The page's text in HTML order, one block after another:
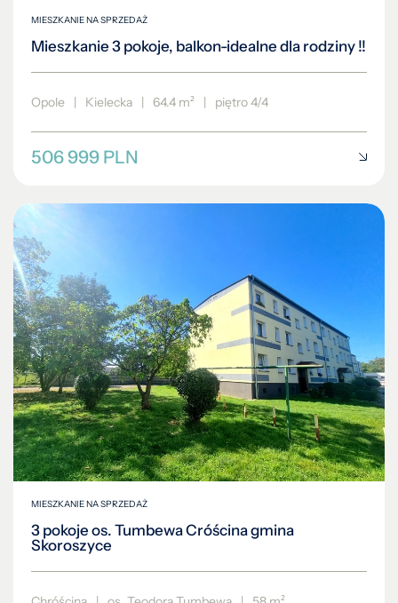
MIESZKANIE NA SPRZEDAŻ
Mieszkanie 3 pokoje, balkon-idealne dla rodziny !!
Opole | Kielecka | 64.4 m² | piętro 4/4
506 999 PLN
MIESZKANIE NA SPRZEDAŻ
3 pokoje os. Tumbewa Cróścina gmina
Skoroszyce